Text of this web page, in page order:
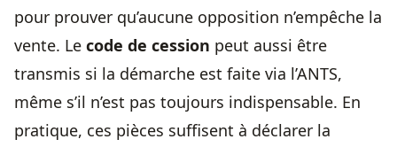
pour prouver qu’aucune opposition n’empêche la
vente. Le code de cession peut aussi être
transmis si la démarche est faite via l’ANTS,
même s’il n’est pas toujours indispensable. En
pratique, ces pièces suffisent à déclarer la